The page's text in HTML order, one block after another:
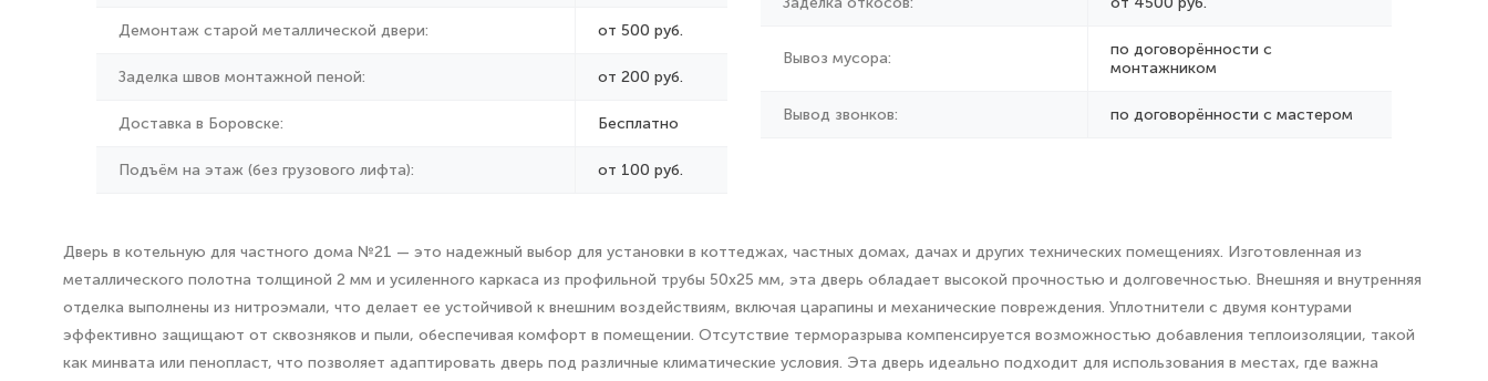
Демонтаж старой металлической двери: от 500 руб.
Заделка швов монтажной пеной: от 200 руб.
Доставка в Боровске: Бесплатно
Подъём на этаж (без грузового лифта): от 100 руб.
Вывоз мусора:
по договорённости с
монтажником
Вывод звонков: по договорённости с мастером
Дверь в котельную для частного дома №21 — это надежный выбор для установки в коттеджах, частных домах, дачах и других технических помещениях. Изготовленная из
металлического полотна толщиной 2 мм и усиленного каркаса из профильной трубы 50х25 мм, эта дверь обладает высокой прочностью и долговечностью. Внешняя и внутренняя
отделка выполнены из нитроэмали, что делает ее устойчивой к внешним воздействиям, включая царапины и механические повреждения. Уплотнители с двумя контурами
эффективно защищают от сквозняков и пыли, обеспечивая комфорт в помещении. Отсутствие терморазрыва компенсируется возможностью добавления теплоизоляции, такой
как минвата или пенопласт, что позволяет адаптировать дверь под различные климатические условия. Эта дверь идеально подходит для использования в местах, где важна